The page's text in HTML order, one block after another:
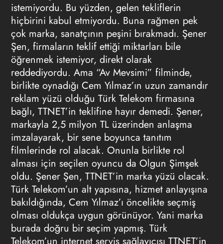
istemiyordu. Bu yüzden, gelen tekliflerin
hiçbirini kabul etmiyordu. Buna rağmen pek
çok marka, sanatçının peşini bırakmadı. Şener
Şen, firmaların teklif ettiği miktarları bile
öğrenmek istemiyor, direkt olarak
reddediyordu. Ama “Av Mevsimi” filminde,
birlikte oynadığı Cem Yılmaz’ın uzun zamandır
reklam yüzü olduğu Türk Telekom firmasına
bağlı, TTNET’in teklifine hayır demedi. Şener,
markayla 2,5 milyon TL üzerinden anlaşma
imzalayarak, bir sene boyunca tanıtım
filmlerinde rol alacak. Onunla birlikte rol
alması için seçilen oyuncu da Olgun Şimşek
oldu. Şener Şen, TTNET’in marka yüzü olacak.
Türk Telekom’un alt yapısına, hizmet anlayışına
bakıldığında, Cem Yılmaz’ı öncelikte seçmiş
olması oldukça uygun görünüyor. Yani marka
burada doğru bir seçim yapmış. Türk